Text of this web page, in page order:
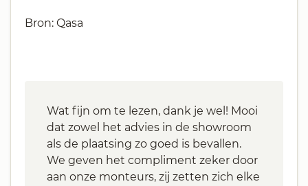
Bron: Qasa
Wat fijn om te lezen, dank je wel! Mooi
dat zowel het advies in de showroom
als de plaatsing zo goed is bevallen.
We geven het compliment zeker door
aan onze monteurs, zij zetten zich elke